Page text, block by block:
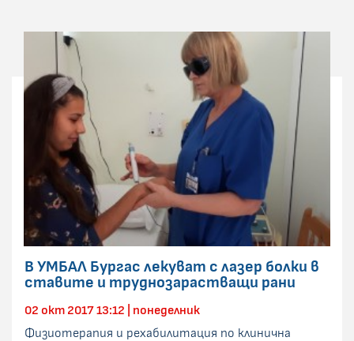
В УМБАЛ Бургас лекуват с лазер болки в
ставите и труднозарастващи рани
02 окт 2017 13:12 | понеделник
Физиотерапия и рехабилитация по клинична